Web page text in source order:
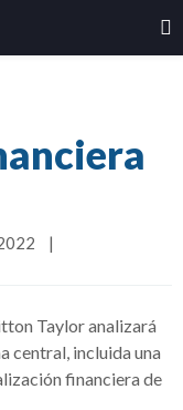
|
Taylor analizará
central, incluida una
financiera de